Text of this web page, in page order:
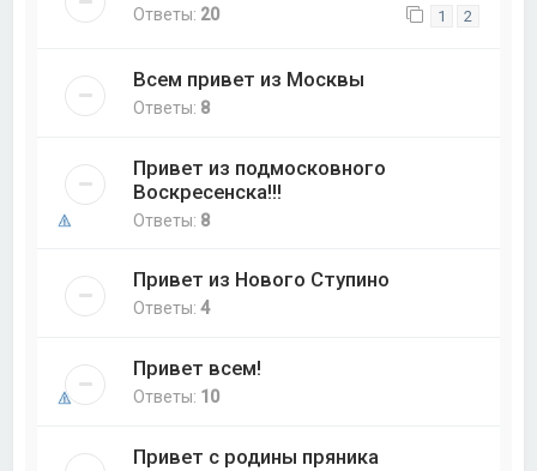
Ответы: 20 1 2
Всем привет из Москвы
Ответы: 8
Привет из подмосковного
Воскресенска!!!
Ответы: 8
Привет из Нового Ступино
Ответы:4
Привет всем!
Ответы: 10
Привет с родины пряника